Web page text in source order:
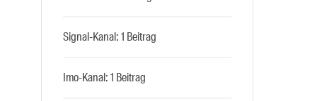
Signal-Kanal: 1 Beitrag
Imo-Kanal: 1 Beitrag